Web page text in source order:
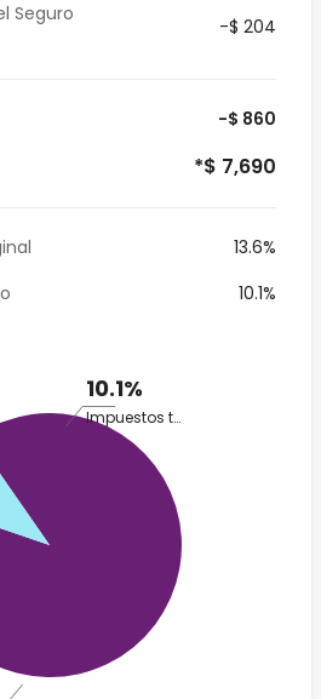
Seguro
-$ 204
-$ 860
*$ 7,690
13.6%
10.1%
10.1%
Impuestos totales